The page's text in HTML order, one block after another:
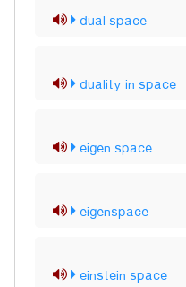
dual space
duality in space
eigen space
eigenspace
einstein space